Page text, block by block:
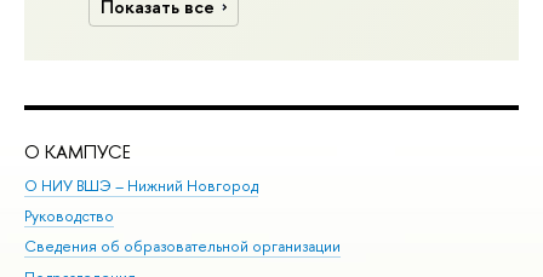
Показать все
О КАМПУСЕ
О НИУ ВШЭ – Нижний Новгород
Руководство
Сведения об образовательной организации